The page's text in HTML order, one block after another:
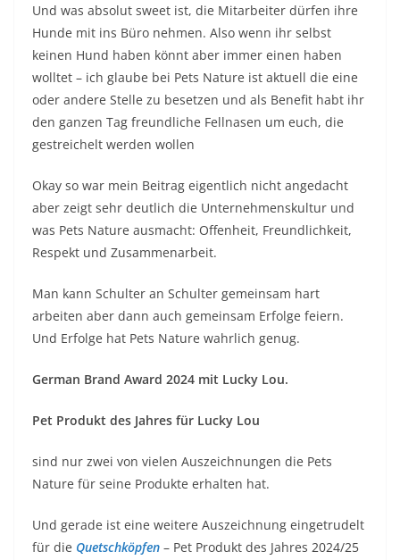
Und was absolut sweet ist, die Mitarbeiter dürfen ihre
Hunde mit ins Büro nehmen. Also wenn ihr selbst
keinen Hund haben könnt aber immer einen haben
wolltet – ich glaube bei Pets Nature ist aktuell die eine
oder andere Stelle zu besetzen und als Benefit habt ihr
den ganzen Tag freundliche Fellnasen um euch, die
gestreichelt werden wollen
Okay so war mein Beitrag eigentlich nicht angedacht
aber zeigt sehr deutlich die Unternehmenskultur und
was Pets Nature ausmacht: Offenheit, Freundlichkeit,
Respekt und Zusammenarbeit.
Man kann Schulter an Schulter gemeinsam hart
arbeiten aber dann auch gemeinsam Erfolge feiern.
Und Erfolge hat Pets Nature wahrlich genug.
German Brand Award 2024 mit Lucky Lou.
Pet Produkt des Jahres für Lucky Lou
sind nur zwei von vielen Auszeichnungen die Pets
Nature für seine Produkte erhalten hat.
Und gerade ist eine weitere Auszeichnung eingetrudelt
für die Quetschköpfen – Pet Produkt des Jahres 2024/25